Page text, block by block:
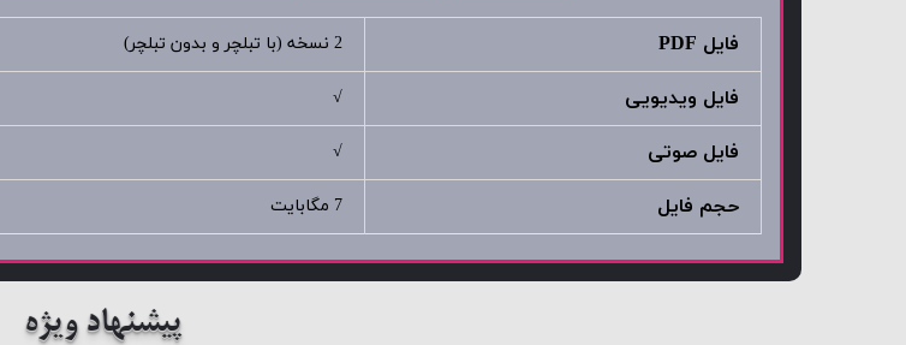
فایل PDF 2 نسخه (با تبلچر و بدون تبلچر)
فایل ویدیویی √
فایل صوتی √
حجم فایل 7 مگابایت
پیشنهاد ویژه